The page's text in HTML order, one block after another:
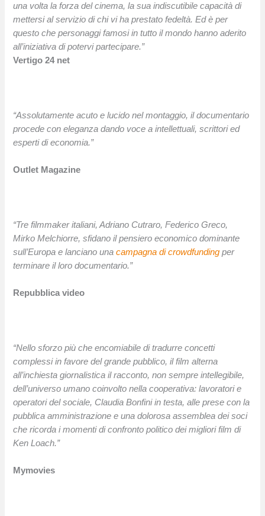
una volta la forza del cinema, la sua indiscutibile capacità di
mettersi al servizio di chi vi ha prestato fedeltà. Ed è per
questo che personaggi famosi in tutto il mondo hanno aderito
all’iniziativa di potervi partecipare.”
Vertigo 24 net
“Assolutamente acuto e lucido nel montaggio, il documentario
procede con eleganza dando voce a intellettuali, scrittori ed
esperti di economia.”
Outlet Magazine
“Tre filmmaker italiani, Adriano Cutraro, Federico Greco,
Mirko Melchiorre, sfidano il pensiero economico dominante
sull’Europa e lanciano unacampagna di crowdfunding per
terminare il loro documentario.”
Repubblica video
“Nello sforzo più che encomiabile di tradurre concetti
complessi in favore del grande pubblico, il film alterna
all’inchiesta giornalistica il racconto, non sempre intellegibile,
dell’universo umano coinvolto nella cooperativa: lavoratori e
operatori del sociale, Claudia Bonfini in testa, alle prese con la
pubblica amministrazione e una dolorosa assemblea dei soci
che ricorda i momenti di confronto politico dei migliori film di
Ken Loach.”
Mymovies